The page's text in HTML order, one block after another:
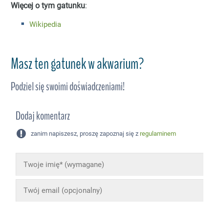
Więcej o tym gatunku:
Wikipedia
Masz ten gatunek w akwarium?
Podziel się swoimi doświadczeniami!
Dodaj komentarz
zanim napiszesz, proszę zapoznaj się z regulaminem